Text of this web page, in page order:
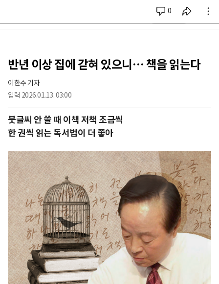
0
시리즈 전체
반년 이상 집에 갇혀 있으니… 책을 읽는다
이한수 기자
입력 2026.01.13. 03:00
붓글씨 안 쓸 때 이책 저책 조금씩
한 권씩 읽는 독서법이 더 좋아